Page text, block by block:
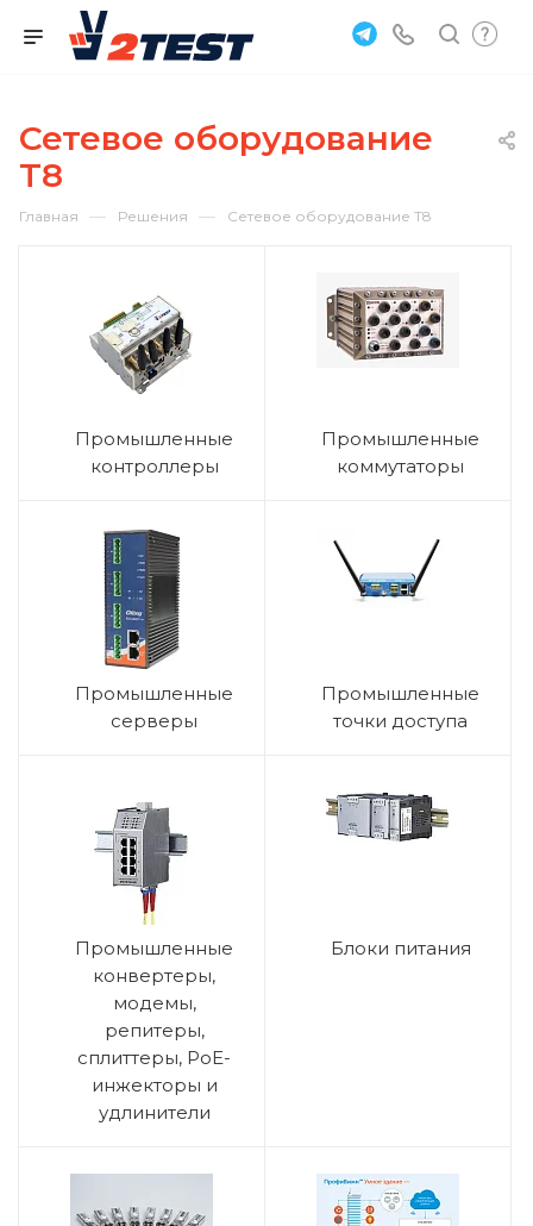
Сетевое оборудование
T8
Главная — Решения — Сетевое оборудование T8
Промышленные
контроллеры
Промышленные
коммутаторы
Промышленные
серверы
Промышленные
точки доступа
Промышленные
конвертеры,
модемы,
репитеры,
сплиттеры, PoE-
инжекторы и
удлинители
Блоки питания